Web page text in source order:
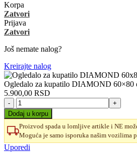
Korpa
Zatvori
Prijava
Zatvori
Još nemate nalog?
Kreirajte nalog
Ogledalo za kupatilo DIAMOND 60×80
5.900,00 RSD
Ogledalo
za
kupatilo
DIAMOND
60x80
cm
Dodaj u korpu
Proizvod spada u lomljive artikle i NE
Moguća je samo isporuka našim vozilima
Uporedi